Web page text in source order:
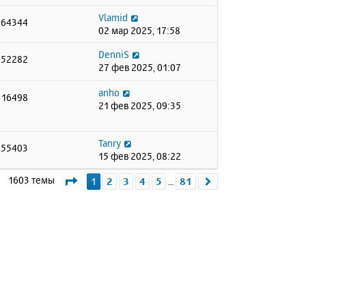
64344
Vlamid
02 мар 2025, 17:58
52282
DenniS
27 фев 2025, 01:07
16498
anho
21 фев 2025, 09:35
55403
Tanry
15 фев 2025, 08:22
1603 темы Страница1 из 81
1 2 3 4 5 81